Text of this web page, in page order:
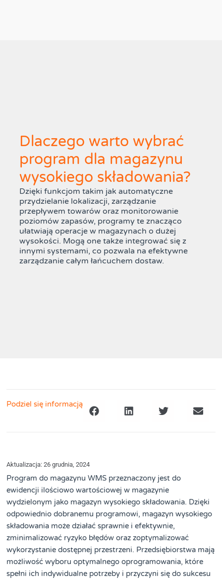
Dlaczego warto wybrać
program dla magazynu
wysokiego składowania?
Dzięki funkcjom takim jak automatyczne
przydzielanie lokalizacji, zarządzanie
przepływem towarów oraz monitorowanie
poziomów zapasów, programy te znacząco
ułatwiają operacje w magazynach o dużej
wysokości. Mogą one także integrować się z
innymi systemami, co pozwala na efektywne
zarządzanie całym łańcuchem dostaw.
Podziel się informacją
Aktualizacja: 26 grudnia, 2024
Program do magazynu WMS przeznaczony jest do
ewidencji ilościowo wartościowej w magazynie
wydzielonym jako magazyn wysokiego składowania. Dzięki
odpowiednio dobranemu programowi, magazyn wysokiego
składowania może działać sprawnie i efektywnie,
zminimalizować ryzyko błędów oraz zoptymalizować
wykorzystanie dostępnej przestrzeni. Przedsiębiorstwa mają
możliwość wyboru optymalnego oprogramowania, które
spełni ich indywidualne potrzeby i przyczyni się do sukcesu